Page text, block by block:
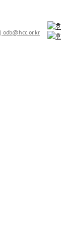
| odb@hcc.or.kr